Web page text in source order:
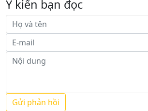
Ý kiến bạn đọc